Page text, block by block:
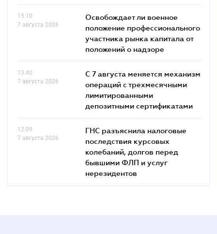
15.10
7 августа 2026
Освобождает ли военное
положение профессионального
участника рынка капитала от
положений о надзоре
13.40
7 августа 2026
С 7 августа меняется механизм
операций с трехмесячными
лимитированными
депозитными сертификатами
12.09
7 августа 2026
ГНС разъяснила налоговые
последствия курсовых
колебаний, долгов перед
бывшими ФЛП и услуг
нерезидентов